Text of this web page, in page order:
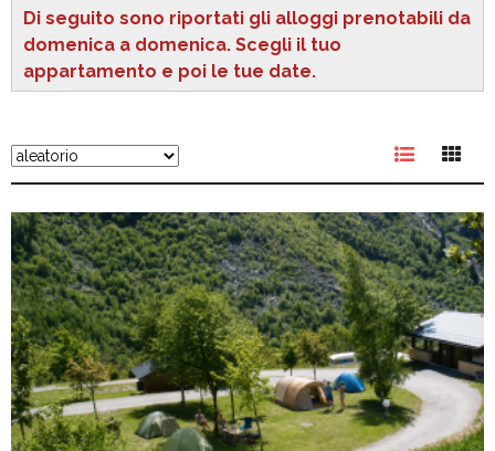
Di seguito sono riportati gli alloggi prenotabili da
domenica a domenica. Scegli il tuo
appartamento e poi le tue date.